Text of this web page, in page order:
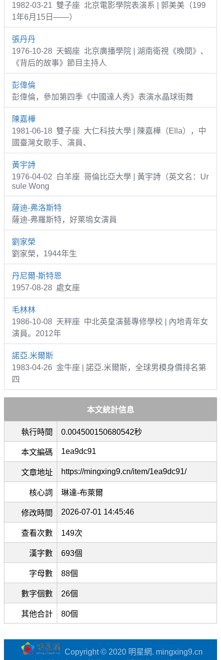
1982-03-21 雙子座 北京電影學院表演系 | 郭美美（199
1年6月15日——）
張丹丹
1976-10-28 天蝎座 北京廣播學院 | 湖南衛視《晚間》、
《背后的故事》節目主持人
彭偉倫
彭偉倫，參加第四季《中國達人秀》表演水晶球街舞
陳嘉樺
1981-06-18 雙子座 大仁科技大學 | 陳嘉樺（Ella），中
國臺灣女歌手、演員、
黃宇詩
1976-04-02 白羊座 哥倫比亞大學 | 黃宇詩（英文名：Ur
sule Wong
薩迪-弗洛斯特
薩迪-弗羅斯特，好萊塢女演員
劉家榮
劉家榮，1944年生
丹尼爾-斯特恩
1957-08-28 處女座
毛林林
1986-10-08 天秤座 中北英皇演藝專修學校 | 內地青年女
演員。2012年
諾亞.米爾斯
1983-04-26 金牛座 | 諾亞.米爾斯，全球男模身價排名第
四
本文統計信息
執行時間 0.004500150680542秒
本文編碼 1ea9dc91
文章地址 https://mingxing9.cn/item/1ea9dc91/
核心詞 琳達-布萊爾
修改時間 2026-07-01 14:45:46
查看次數 149次
漢字數 693個
字母數 88個
數字個數 26個
其他合計 80個
Copyright © 2020 明星網. mingxing9.cn